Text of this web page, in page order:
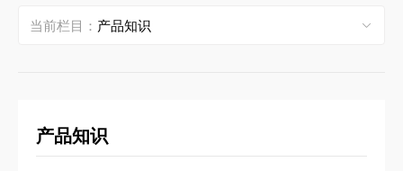
当前栏目：
产品知识